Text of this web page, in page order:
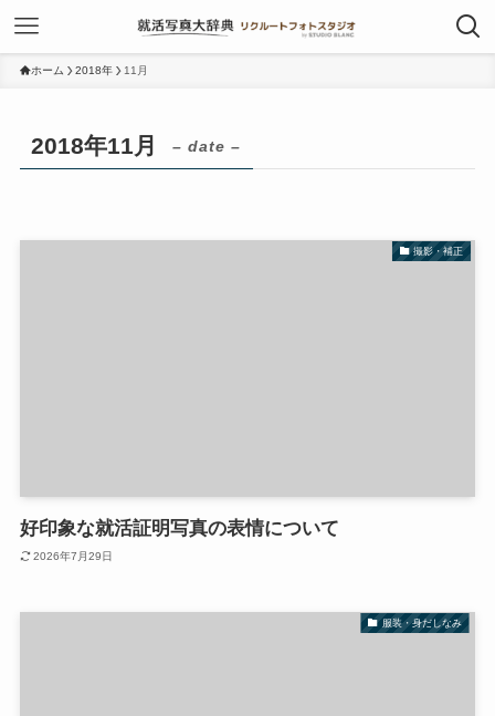
ホーム 2018年 11月
2018年11月 – date –
撮影・補正
好印象な就活証明写真の表情について
2026年7月29日
服装・身だしなみ